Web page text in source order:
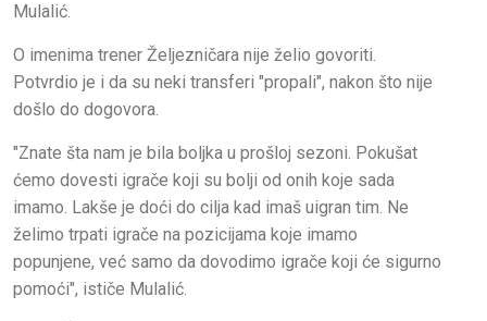
Mulalić.
O imenima trener Željezničara nije želio govoriti.
Potvrdio je i da su neki transferi "propali", nakon što nije
došlo do dogovora.
"Znate šta nam je bila boljka u prošloj sezoni. Pokušat
ćemo dovesti igrače koji su bolji od onih koje sada
imamo. Lakše je doći do cilja kad imaš uigran tim. Ne
želimo trpati igrače na pozicijama koje imamo
popunjene, već samo da dovodimo igrače koji će sigurno
pomoći", ističe Mulalić.